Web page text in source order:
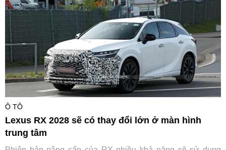
Ô TÔ
Lexus RX 2028 sẽ có thay đổi lớn ở màn hình
trung tâm